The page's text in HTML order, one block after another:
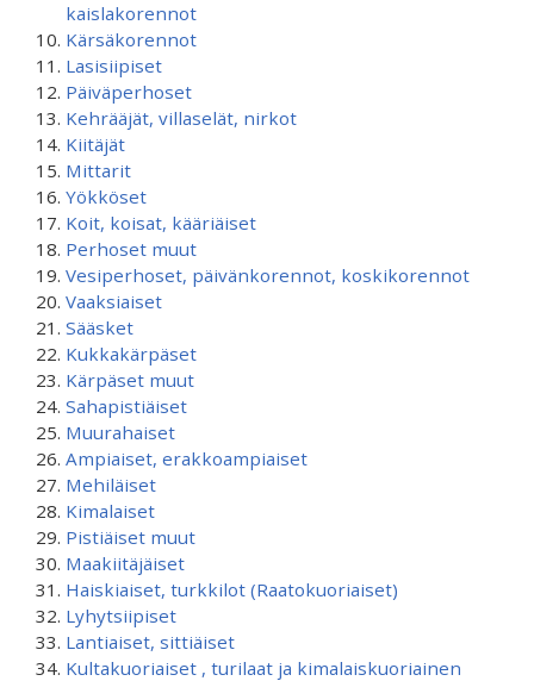
kaislakorennot
Kärsäkorennot
Lasisiipiset
Päiväperhoset
Kehrääjät, villaselät, nirkot
Kiitäjät
Mittarit
Yökköset
Koit, koisat, kääriäiset
Perhoset muut
Vesiperhoset, päivänkorennot, koskikorennot
Vaaksiaiset
Sääsket
Kukkakärpäset
Kärpäset muut
Sahapistiäiset
Muurahaiset
Ampiaiset, erakkoampiaiset
Mehiläiset
Kimalaiset
Pistiäiset muut
Maakiitäjäiset
Haiskiaiset, turkkilot (Raatokuoriaiset)
Lyhytsiipiset
Lantiaiset, sittiäiset
Kultakuoriaiset , turilaat ja kimalaiskuoriainen